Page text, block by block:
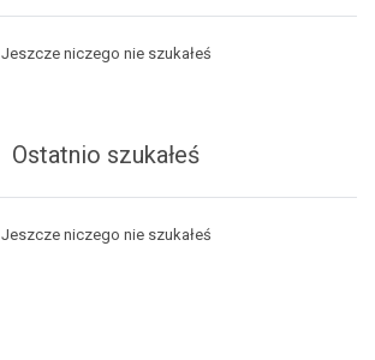
Jeszcze niczego nie szukałeś
Ostatnio szukałeś
Jeszcze niczego nie szukałeś